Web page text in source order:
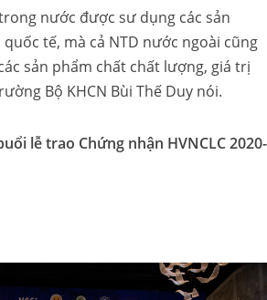
nước được sư dụng các sản
tế, mà cả NTD nước ngoài cũng
sản phẩm chất chất lượng, giá trị
Bộ KHCN Bùi Thế Duy nói.
lễ trao Chứng nhận HVNCLC 2020-